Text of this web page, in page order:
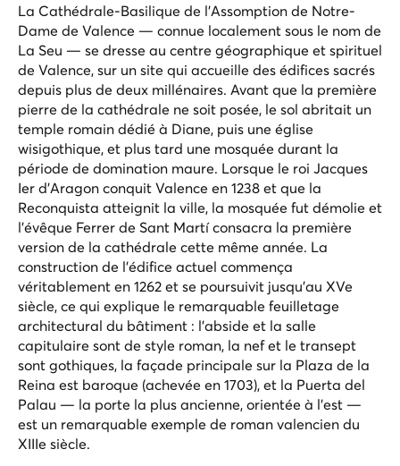
La Cathédrale-Basilique de l'Assomption de Notre-
Dame de Valence — connue localement sous le nom de
La Seu — se dresse au centre géographique et spirituel
de Valence, sur un site qui accueille des édifices sacrés
depuis plus de deux millénaires. Avant que la première
pierre de la cathédrale ne soit posée, le sol abritait un
temple romain dédié à Diane, puis une église
wisigothique, et plus tard une mosquée durant la
période de domination maure. Lorsque le roi Jacques
Ier d'Aragon conquit Valence en 1238 et que la
Reconquista atteignit la ville, la mosquée fut démolie et
l'évêque Ferrer de Sant Martí consacra la première
version de la cathédrale cette même année. La
construction de l'édifice actuel commença
véritablement en 1262 et se poursuivit jusqu'au XVe
siècle, ce qui explique le remarquable feuilletage
architectural du bâtiment : l'abside et la salle
capitulaire sont de style roman, la nef et le transept
sont gothiques, la façade principale sur la Plaza de la
Reina est baroque (achevée en 1703), et la Puerta del
Palau — la porte la plus ancienne, orientée à l'est —
est un remarquable exemple de roman valencien du
XIIIe siècle.